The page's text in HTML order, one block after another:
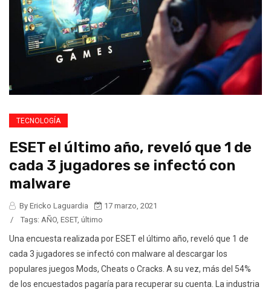
TECNOLOGÍA
ESET el último año, reveló que 1 de
cada 3 jugadores se infectó con
malware
By Ericko Laguardia
17 marzo, 2021
/
Tags: AÑO, ESET, último
Una encuesta realizada por ESET el último año, reveló que 1 de
cada 3 jugadores se infectó con malware al descargar los
populares juegos Mods, Cheats o Cracks. A su vez, más del 54%
de los encuestados pagaría para recuperar su cuenta. La industria